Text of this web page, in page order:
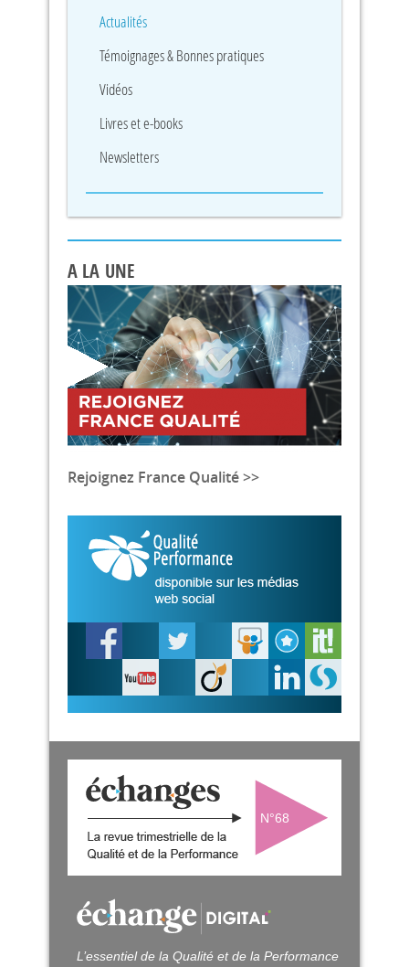
Actualités
Témoignages & Bonnes pratiques
Vidéos
Livres et e-books
Newsletters
A LA UNE
Rejoignez France Qualité >>
N°68
L’essentiel de la Qualité et de la Performance